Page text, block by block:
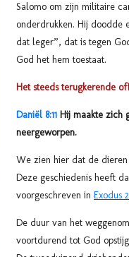
Salomo om zijn militaire
onderdrukken. Hij doodde
dat leger”, dat is tegen
God het hem toestaat.
Het steeds terugkerende
Daniël 8:11 Hij maakte zich
neergeworpen.
We zien hier dat de
Deze geschiedenis heeft
voorgeschreven in Exodus
De duur van het
voortdurend tot God